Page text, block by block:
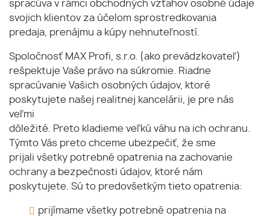
spracúva v rámci obchodných vzťahov osobné údaje
svojich klientov za účelom sprostredkovania
predaja, prenájmu a kúpy nehnuteľností.
Spoločnosť MAX Profi, s.r.o. (ako prevádzkovateľ)
rešpektuje Vaše právo na súkromie. Riadne
spracúvanie Vašich osobných údajov, ktoré
poskytujete našej realitnej kancelárii, je pre nás
veľmi
dôležité. Preto kladieme veľkú váhu na ich ochranu.
Týmto Vás preto chceme ubezpečiť, že sme
prijali všetky potrebné opatrenia na zachovanie
ochrany a bezpečnosti údajov, ktoré nám
poskytujete. Sú to predovšetkým tieto opatrenia:
prijímame všetky potrebné opatrenia na